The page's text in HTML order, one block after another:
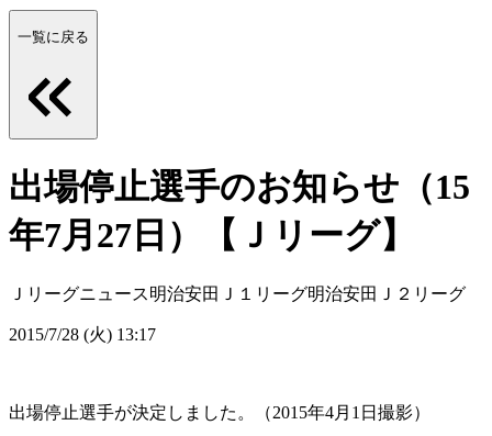
一覧に戻る
出場停止選手のお知らせ（15
年7月27日）【Ｊリーグ】
Ｊリーグニュース明治安田Ｊ１リーグ明治安田Ｊ２リーグ
2015/7/28 (火) 13:17
出場停止選手が決定しました。（2015年4月1日撮影）